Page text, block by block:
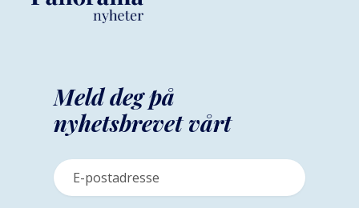
Meld deg på
nyhetsbrevet vårt